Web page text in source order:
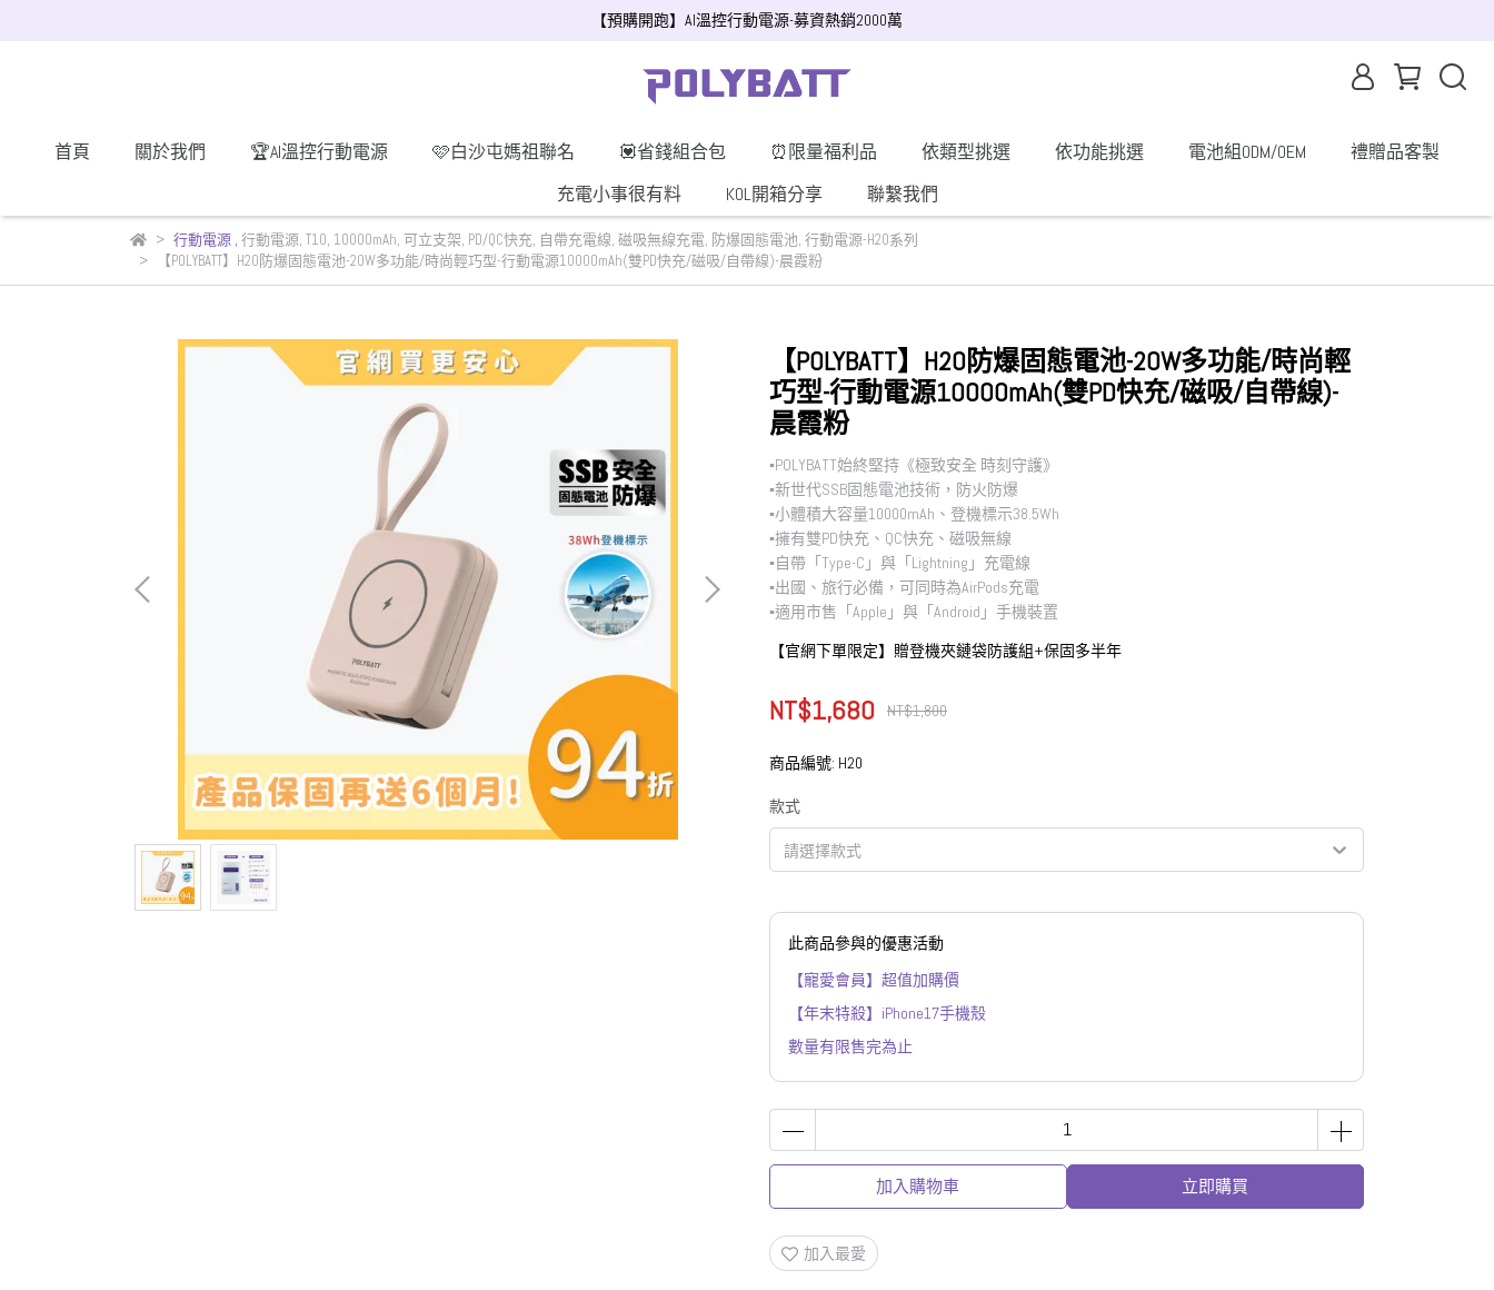
【預購開跑】AI溫控行動電源-募資熱銷2000萬
首頁 關於我們 🏆AI溫控行動電源 🩷白沙屯媽祖聯名 💟省錢組合包 ⏰限量福利品 依類型挑選 依功能挑選 電池組ODM/OEM
禮贈品客製
充電小事很有料
KOL開箱分享 聯繫我們
行動電源, 行動電源, T10, 10000mAh, 可立支架, PD/QC快充, 自帶充電線, 磁吸無線充電, 防爆固態電池, 行動電源-H20系列
【POLYBATT】H20防爆固態電池-20W多功能/時尚輕巧型-行動電源10000mAh(雙PD快充/磁吸/自帶線)-晨霞粉
【POLYBATT】H20防爆固態電池-20W多功能/時尚輕
巧型-行動電源10000mAh(雙PD快充/磁吸/自帶線)-
晨霞粉
▪︎POLYBATT始終堅持《極致安全 時刻守護》
▪︎新世代SSB固態電池技術，防火防爆
▪︎小體積大容量10000mAh、登機標示38.5Wh
▪︎擁有雙PD快充、QC快充、磁吸無線
▪︎自帶「Type-C」與「Lightning」充電線
▪︎出國、旅行必備，可同時為AirPods充電
▪︎適用市售「Apple」與「Android」手機裝置
【官網下單限定】贈登機夾鏈袋防護組+保固多半年
NT$1,680 NT$1,800
商品編號: H20
款式
此商品參與的優惠活動
【寵愛會員】超值加購價
【年末特殺】iPhone17手機殼
數量有限售完為止
加入購物車 立即購買
加入最愛